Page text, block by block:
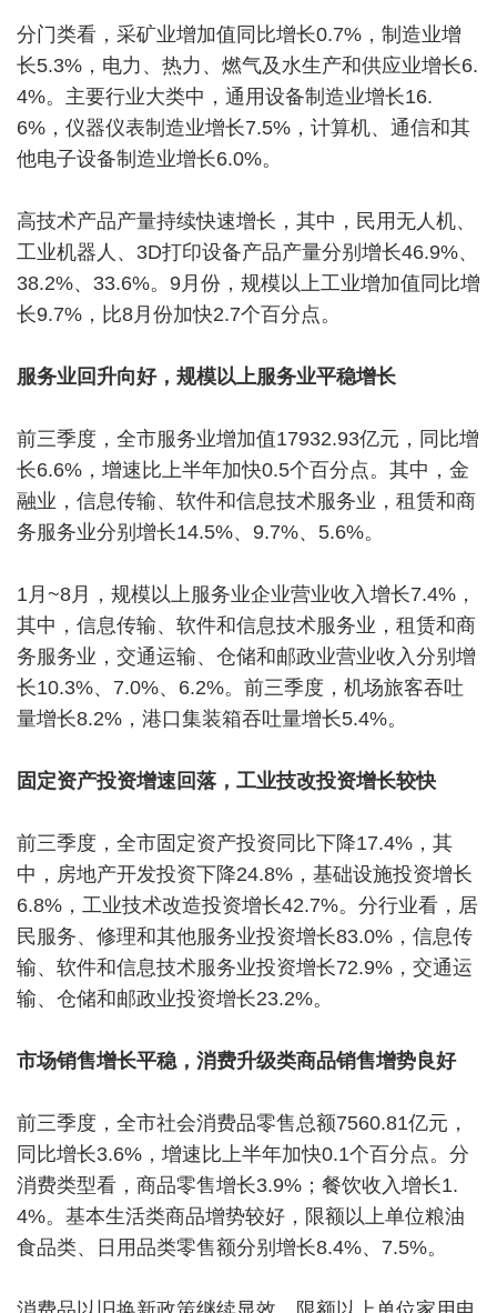
分门类看，采矿业增加值同比增长0.7%，制造业增
长5.3%，电力、热力、燃气及水生产和供应业增长6.
4%。主要行业大类中，通用设备制造业增长16.
6%，仪器仪表制造业增长7.5%，计算机、通信和其
他电子设备制造业增长6.0%。
高技术产品产量持续快速增长，其中，民用无人机、
工业机器人、3D打印设备产品产量分别增长46.9%、
38.2%、33.6%。9月份，规模以上工业增加值同比增
长9.7%，比8月份加快2.7个百分点。
服务业回升向好，规模以上服务业平稳增长
前三季度，全市服务业增加值17932.93亿元，同比增
长6.6%，增速比上半年加快0.5个百分点。其中，金
融业，信息传输、软件和信息技术服务业，租赁和商
务服务业分别增长14.5%、9.7%、5.6%。
1月~8月，规模以上服务业企业营业收入增长7.4%，
其中，信息传输、软件和信息技术服务业，租赁和商
务服务业，交通运输、仓储和邮政业营业收入分别增
长10.3%、7.0%、6.2%。前三季度，机场旅客吞吐
量增长8.2%，港口集装箱吞吐量增长5.4%。
固定资产投资增速回落，工业技改投资增长较快
前三季度，全市固定资产投资同比下降17.4%，其
中，房地产开发投资下降24.8%，基础设施投资增长
6.8%，工业技术改造投资增长42.7%。分行业看，居
民服务、修理和其他服务业投资增长83.0%，信息传
输、软件和信息技术服务业投资增长72.9%，交通运
输、仓储和邮政业投资增长23.2%。
市场销售增长平稳，消费升级类商品销售增势良好
前三季度，全市社会消费品零售总额7560.81亿元，
同比增长3.6%，增速比上半年加快0.1个百分点。分
消费类型看，商品零售增长3.9%；餐饮收入增长1.
4%。基本生活类商品增势较好，限额以上单位粮油
食品类、日用品类零售额分别增长8.4%、7.5%。